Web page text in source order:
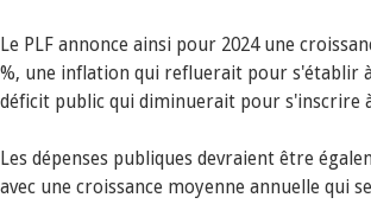
Le PLF annonce ainsi pour 2024 une
%, une inflation qui refluerait pour s'établir
déficit public qui diminuerait pour s'inscrire
Les dépenses publiques devraient être
avec une croissance moyenne annuelle qui